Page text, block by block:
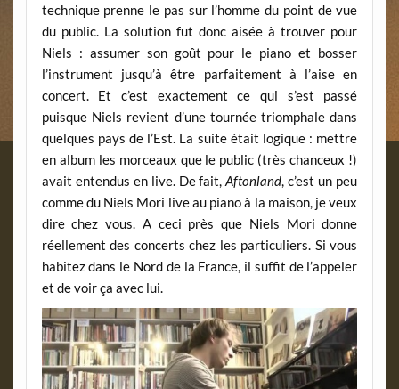
technique prenne le pas sur l’homme du point de vue
du public. La solution fut donc aisée à trouver pour
Niels : assumer son goût pour le piano et bosser
l’instrument jusqu’à être parfaitement à l’aise en
concert. Et c’est exactement ce qui s’est passé
puisque Niels revient d’une tournée triomphale dans
quelques pays de l’Est. La suite était logique : mettre
en album les morceaux que le public (très chanceux !)
avait entendus en live. De fait,Aftonland , c’est un peu
comme du Niels Mori live au piano à la maison, je veux
dire chez vous. A ceci près que Niels Mori donne
réellement des concerts chez les particuliers. Si vous
habitez dans le Nord de la France, il suffit de l’appeler
et de voir ça avec lui.